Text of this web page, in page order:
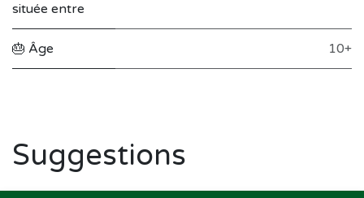
située entre
🎂 Âge 10+
Suggestions